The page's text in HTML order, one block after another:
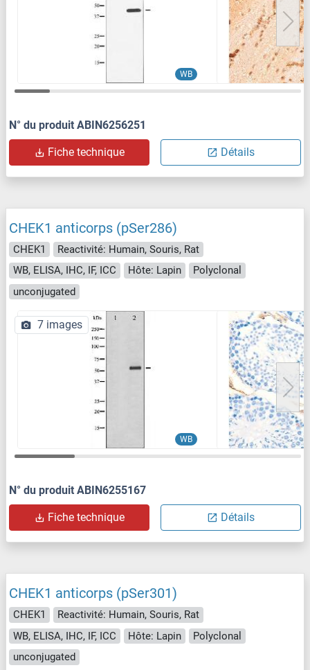
WB
N° du produit ABIN6256251
Fiche technique Détails
CHEK1 anticorps (pSer286)
CHEK1
Reactivité: Humain, Souris, Rat
WB, ELISA, IHC, IF, ICC
Hôte: Lapin
Polyclonal
unconjugated
WB
7 images
N° du produit ABIN6255167
Fiche technique Détails
CHEK1 anticorps (pSer301)
CHEK1
Reactivité: Humain, Souris, Rat
WB, ELISA, IHC, IF, ICC
Hôte: Lapin
Polyclonal
unconjugated